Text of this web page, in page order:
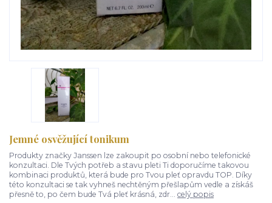
Jemné osvěžující tonikum
Produkty značky Janssen lze zakoupit po osobní nebo telefonické
konzultaci. Dle Tvých potřeb a stavu pleti Ti doporučíme takovou
kombinaci produktů, která bude pro Tvou pleť opravdu TOP. Díky
této konzultaci se tak vyhneš nechtěným přešlapům vedle a získáš
přesně to, po čem bude Tvá pleť krásná, zdr... celý popis